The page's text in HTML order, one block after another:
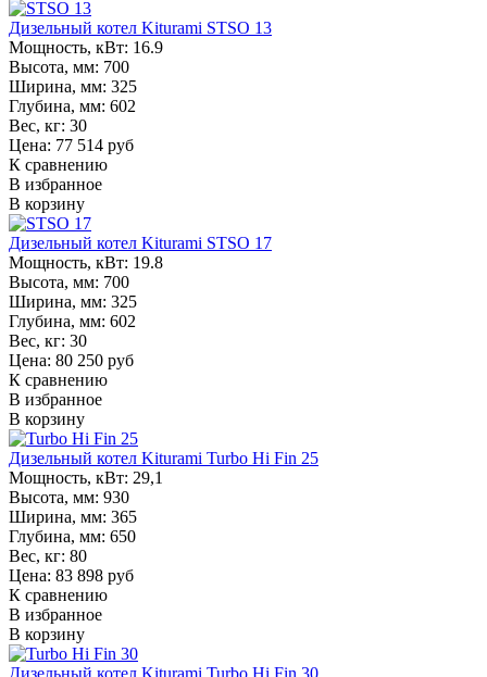
Дизельный котел Kiturami STSO 13
Мощность, кВт: 16.9
Высота, мм: 700
Ширина, мм: 325
Глубина, мм: 602
Вес, кг: 30
Цена: 77 514 руб
К сравнению
В избранное
В корзину
Дизельный котел Kiturami STSO 17
Мощность, кВт: 19.8
Высота, мм: 700
Ширина, мм: 325
Глубина, мм: 602
Вес, кг: 30
Цена: 80 250 руб
К сравнению
В избранное
В корзину
Дизельный котел Kiturami Turbo Hi Fin 25
Мощность, кВт: 29,1
Высота, мм: 930
Ширина, мм: 365
Глубина, мм: 650
Вес, кг: 80
Цена: 83 898 руб
К сравнению
В избранное
В корзину